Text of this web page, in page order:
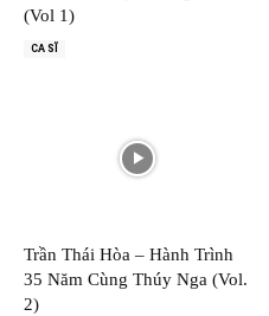
(Vol 1)
CA SĨ
Trần Thái Hòa – Hành Trình
35 Năm Cùng Thúy Nga (Vol.
2)